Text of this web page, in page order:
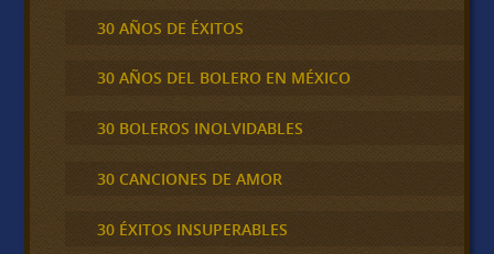
30 AÑOS DE ÉXITOS
30 AÑOS DEL BOLERO EN MÉXICO
30 BOLEROS INOLVIDABLES
30 CANCIONES DE AMOR
30 ÉXITOS INSUPERABLES